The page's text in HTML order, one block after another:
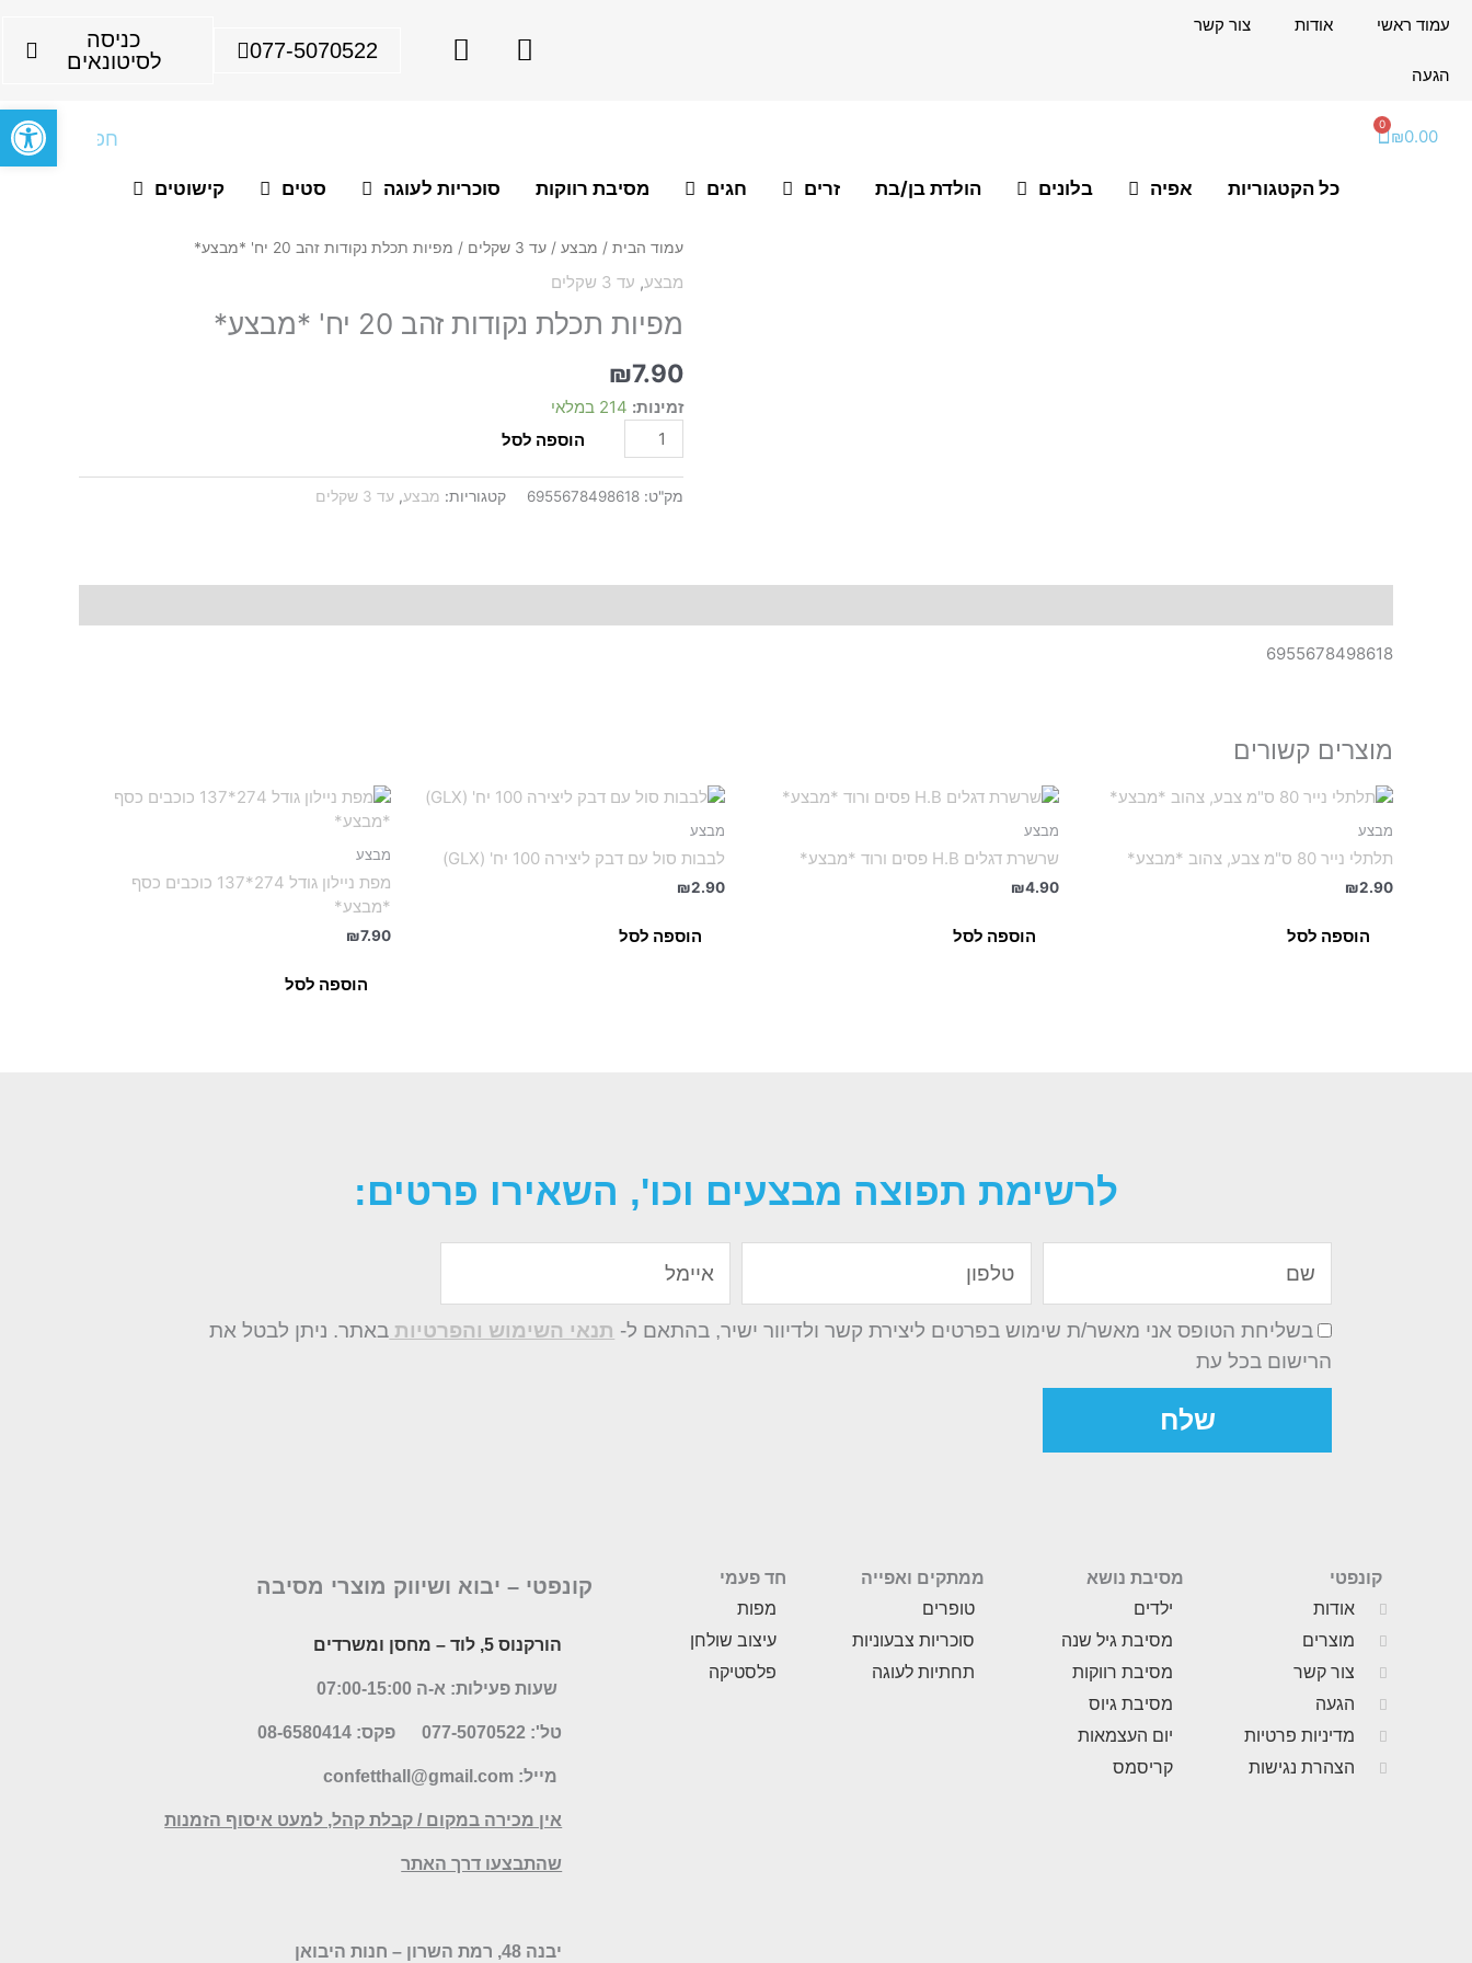
פתח
לתוכןעמוד ראשי אודות צור קשר
הגעה
F
a
k
I
n
g
a
077-5070522
כניסה
לסיטונאים
₪0.00
0
עגלת
כל הקטגוריות אפיה בלונים הולדת בן/בת זרים חגים מסיבת רווקות סוכריות לעוגה סטים קישוטים
עמוד הבית / מבצע / עד 3 שקלים / מפיות תכלת נקודות זהב 20 יח' *מבצע*
מבצע, עד 3 שקלים
מפיות תכלת נקודות זהב 20 יח' *מבצע*
₪7.90
זמינות: 214 במלאי
כמות
מפיות
תכלת
זהב
יח'
*מבצע*
הוספה לסל
מק"ט: 6955678498618 קטגוריות: מבצע, עד 3 שקלים
6955678498618
מוצרים קשורים
מבצע
תלתלי נייר 80 ס"מ צבע, צהוב *מבצע*
₪2.90
הוספה לסל
מבצע
שרשרת דגלים H.B פסים ורוד *מבצע*
₪4.90
הוספה לסל
מבצע
לבבות סול עם דבק ליצירה 100 יח' (GLX)
₪2.90
הוספה לסל
מבצע
מפת ניילון גודל 274*137 כוכבים כסף
*מבצע*
₪7.90
הוספה לסל
לרשימת תפוצה מבצעים וכו', השאירו פרטים:
בשליחת הטופס אני מאשר/ת שימוש בפרטים ליצירת קשר ולדיוור ישיר, בהתאם ל- תנאי השימוש והפרטיות באתר. ניתן לבטל את
הרישום בכל עת
שלח
קונפטי
אודות
מוצרים
צור קשר
הגעה
מדיניות פרטיות
הצהרת נגישות
מסיבת נושא
ילדים
מסיבת גיל שנה
מסיבת רווקות
מסיבת גיוס
יום העצמאות
קריסמס
ממתקים ואפייה
טופרים
סוכריות צבעוניות
תחתיות לעוגה
חד פעמי
מפות
עיצוב שולחן
פלסטיקה
קונפטי – יבוא ושיווק מוצרי מסיבה
הורקנוס 5, לוד – מחסן ומשרדים
שעות פעילות: א-ה 07:00-15:00
טל': 077-5070522 פקס: 08-6580414
מייל: confetthall@gmail.com
אין מכירה במקום / קבלת קהל, למעט איסוף הזמנות
שהתבצעו דרך האתר
יבנה 48, רמת השרון – חנות היבואן